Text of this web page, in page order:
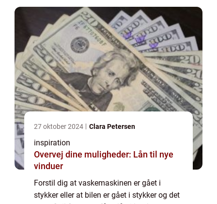
27 oktober 2024 Clara Petersen
inspiration
Overvej dine muligheder: Lån til nye
vinduer
Forstil dig at vaskemaskinen er gået i
stykker eller at bilen er gået i stykker og det